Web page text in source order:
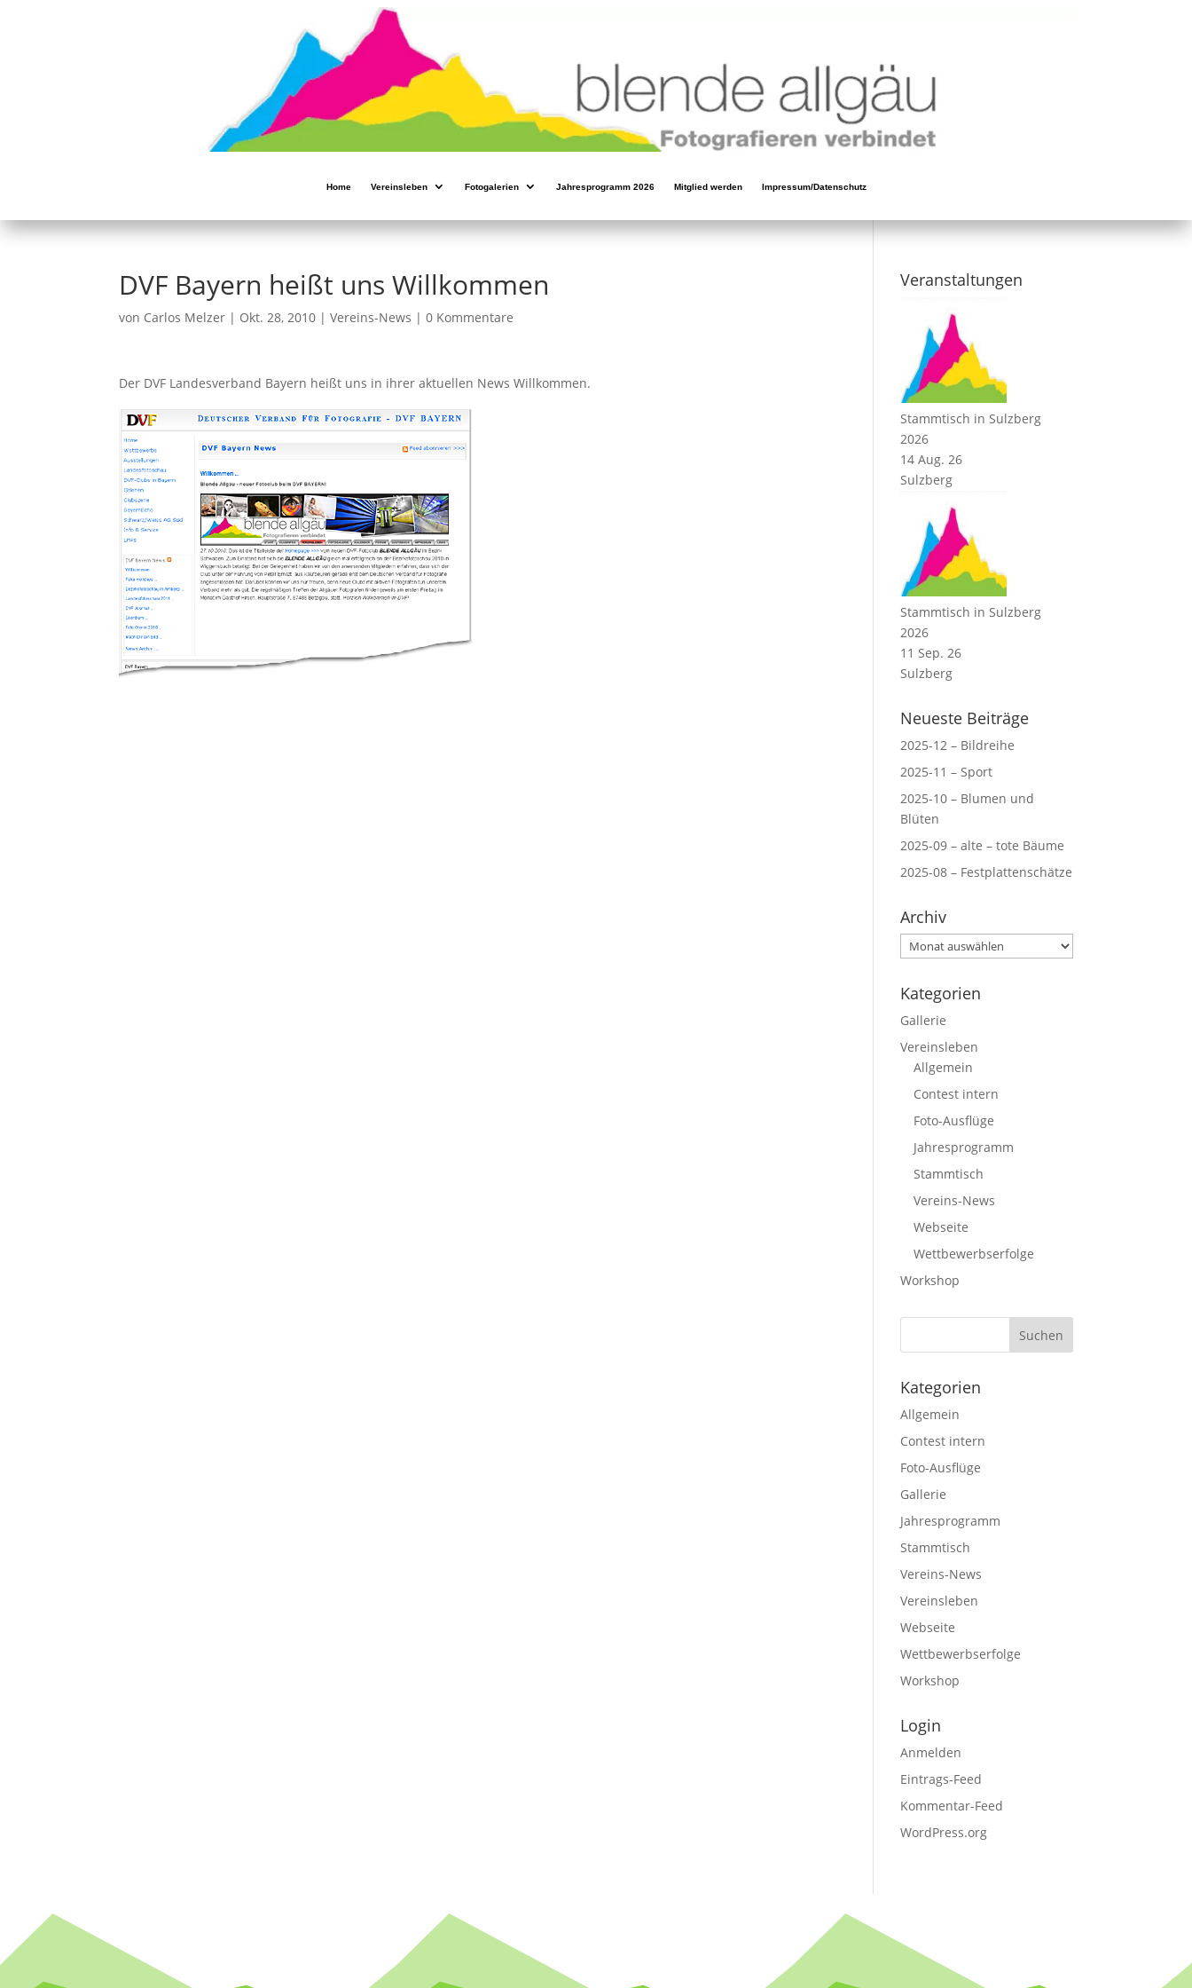
Home Vereinsleben Fotogalerien Jahresprogramm 2026 Mitglied werden Impressum/Datenschutz
DVF Bayern heißt uns Willkommen
von Carlos Melzer | Okt. 28, 2010 |Vereins-News |0 Kommentare
Der DVF Landesverband Bayern heißt uns in ihrer aktuellen News Willkommen.
Veranstaltungen
Stammtisch in Sulzberg
2026
14 Aug. 26
Sulzberg
Stammtisch in Sulzberg
2026
11 Sep. 26
Sulzberg
Neueste Beiträge
2025-12 – Bildreihe
2025-11 – Sport
2025-10 – Blumen und
Blüten
2025-09 – alte – tote Bäume
2025-08 – Festplattenschätze
Archiv
Archiv
Kategorien
Gallerie
Vereinsleben
Allgemein
Contest intern
Foto-Ausflüge
Jahresprogramm
Stammtisch
Vereins-News
Webseite
Wettbewerbserfolge
Workshop
Kategorien
Allgemein
Contest intern
Foto-Ausflüge
Gallerie
Jahresprogramm
Stammtisch
Vereins-News
Vereinsleben
Webseite
Wettbewerbserfolge
Workshop
Login
Anmelden
Eintrags-Feed
Kommentar-Feed
WordPress.org